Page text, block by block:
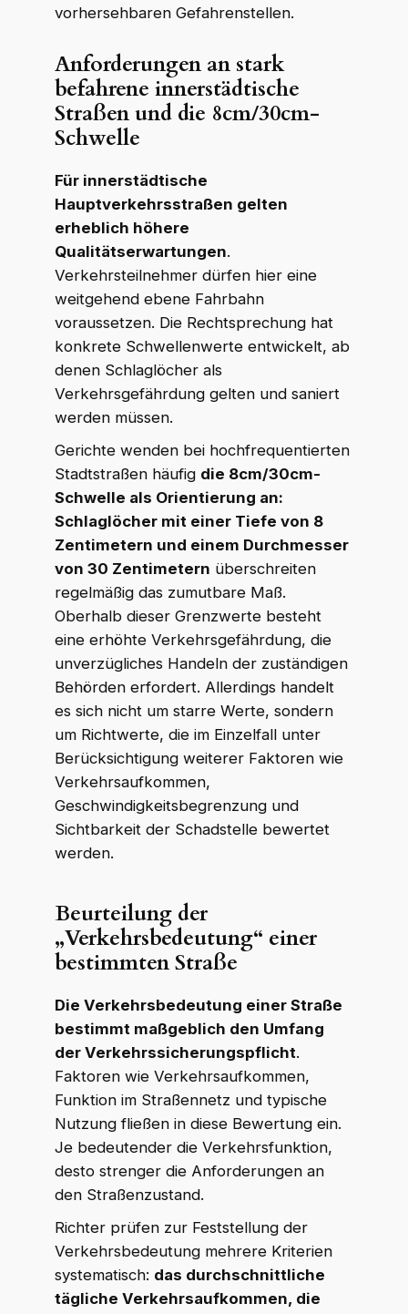
vorhersehbaren Gefahrenstellen.
Anforderungen an stark
befahrene innerstädtische
Straßen und die 8cm/30cm-
Schwelle
Für innerstädtische
Hauptverkehrsstraßen gelten
erheblich höhere
Qualitätserwartungen.
Verkehrsteilnehmer dürfen hier eine
weitgehend ebene Fahrbahn
voraussetzen. Die Rechtsprechung hat
konkrete Schwellenwerte entwickelt, ab
denen Schlaglöcher als
Verkehrsgefährdung gelten und saniert
werden müssen.
Gerichte wenden bei hochfrequentierten
Stadtstraßen häufig die 8cm/30cm-
Schwelle als Orientierung an:
Schlaglöcher mit einer Tiefe von 8
Zentimetern und einem Durchmesser
von 30 Zentimetern überschreiten
regelmäßig das zumutbare Maß.
Oberhalb dieser Grenzwerte besteht
eine erhöhte Verkehrsgefährdung, die
unverzügliches Handeln der zuständigen
Behörden erfordert. Allerdings handelt
es sich nicht um starre Werte, sondern
um Richtwerte, die im Einzelfall unter
Berücksichtigung weiterer Faktoren wie
Verkehrsaufkommen,
Geschwindigkeitsbegrenzung und
Sichtbarkeit der Schadstelle bewertet
werden.
Beurteilung der
„Verkehrsbedeutung“ einer
bestimmten Straße
Die Verkehrsbedeutung einer Straße
bestimmt maßgeblich den Umfang
der Verkehrssicherungspflicht.
Faktoren wie Verkehrsaufkommen,
Funktion im Straßennetz und typische
Nutzung fließen in diese Bewertung ein.
Je bedeutender die Verkehrsfunktion,
desto strenger die Anforderungen an
den Straßenzustand.
Richter prüfen zur Feststellung der
Verkehrsbedeutung mehrere Kriterien
systematisch: das durchschnittliche
tägliche Verkehrsaufkommen, die